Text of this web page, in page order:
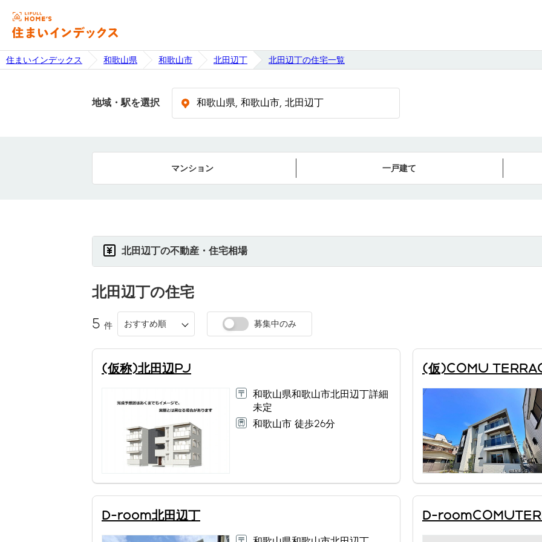
住まいインデックス 和歌山県 和歌山市 北田辺丁 北田辺丁の住宅一覧
地域・駅を選択
マンション 一戸建て
北田辺丁の不動産・住宅相場
北田辺丁の住宅
5 件 おすすめ順 募集中のみ
(仮称)北田辺PJ
和歌山県和歌山市北田辺丁詳細
未定
和歌山市 徒歩26分
(仮)COMU
D-room北田辺丁 D-